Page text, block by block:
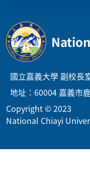
國立嘉義大學 副校長
地址：60004 嘉義市
Copyright © 2023
National Chiayi